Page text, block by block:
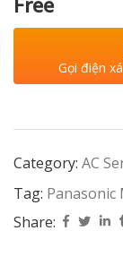
Gọi điện
Category: AC
Tag: Panasonic
Share: